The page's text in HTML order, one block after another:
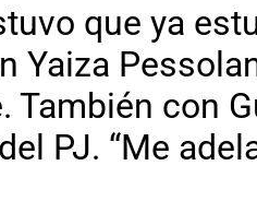
que ya
Yaiza
También con
PJ. “Me